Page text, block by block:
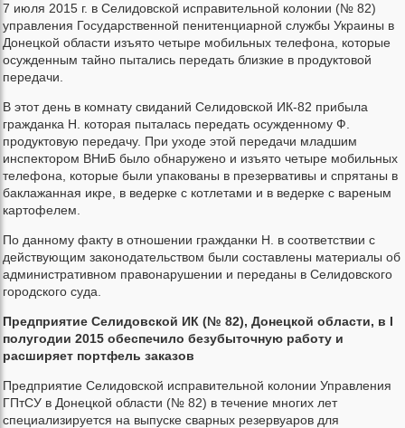
7 июля 2015 г. в Селидовской исправительной колонии (№ 82)
управления Государственной пенитенциарной службы Украины в
Донецкой области изъято четыре мобильных телефона, которые
осужденным тайно пытались передать близкие в продуктовой
передачи.
В этот день в комнату свиданий Селидовской ИК-82 прибыла
гражданка Н. которая пыталась передать осужденному Ф.
продуктовую передачу. При уходе этой передачи младшим
инспектором ВНиБ было обнаружено и изъято четыре мобильных
телефона, которые были упакованы в презервативы и спрятаны в
баклажанная икре, в ведерке с котлетами и в ведерке с вареным
картофелем.
По данному факту в отношении гражданки Н. в соответствии с
действующим законодательством были составлены материалы об
административном правонарушении и переданы в Селидовского
городского суда.
Предприятие Селидовской ИК (№ 82), Донецкой области, в I
полугодии 2015 обеспечило безубыточную работу и
расширяет портфель заказов
Предприятие Селидовской исправительной колонии Управления
ГПтСУ в Донецкой области (№ 82) в течение многих лет
специализируется на выпуске сварных резервуаров для